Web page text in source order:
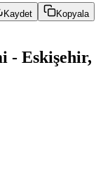
Kaydet Kopyala
- Eskişehir,